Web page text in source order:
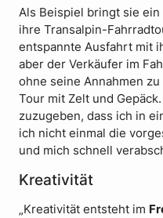
Als Beispiel bringt sie
ihre Transalpin-
entspannte Ausfahrt mit
aber der Verkäufer im
ohne seine Annahmen
Tour mit Zelt und
zuzugeben, dass ich in
ich nicht einmal die
und mich schnell
Kreativität
„Kreativität entsteht im